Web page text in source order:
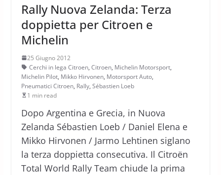
Rally Nuova Zelanda: Terza
doppietta per Citroen e
Michelin
25 Giugno 2012
Cerchi in lega Citroen, Citroen, Michelin Motorsport,
Michelin Pilot, Mikko Hirvonen, Motorsport Auto,
Pneumatici Citroen, Rally, Sébastien Loeb
1 min read
Dopo Argentina e Grecia, in Nuova
Zelanda Sébastien Loeb / Daniel Elena e
Mikko Hirvonen / Jarmo Lehtinen siglano
la terza doppietta consecutiva. Il Citroën
Total World Rally Team chiude la prima